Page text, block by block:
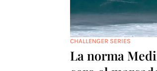
CHALLENGER SERIES
La norma